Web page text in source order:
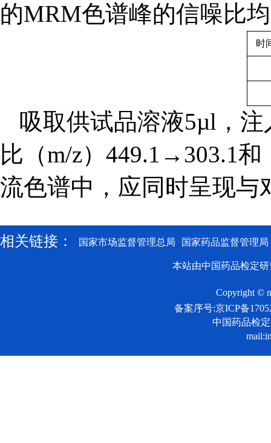
的MRM色谱峰的信噪比
时
吸取供试品溶液5µl，
比（m/z）449.1→303.1
流色谱中，应同时呈现与
相关链接： 国家市场监督管理总局 国家药品监督管理局
本站由中国药品检定
Copyright ©
备案序号:京ICP备
中国药品检